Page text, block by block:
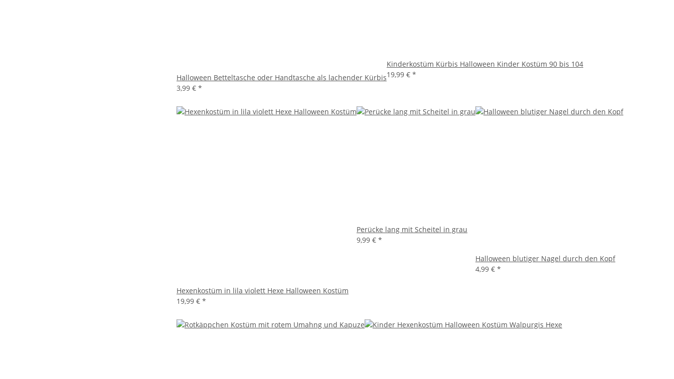
Halloween Betteltasche oder Handtasche als lachender Kürbis
3,99 € *
Kinderkostüm Kürbis Halloween Kinder Kostüm 90 bis 104
19,99 € *
Hexenkostüm in lila violett Hexe Halloween Kostüm
19,99 € *
Perücke lang mit Scheitel in grau
9,99 € *
Halloween blutiger Nagel durch den Kopf
4,99 € *